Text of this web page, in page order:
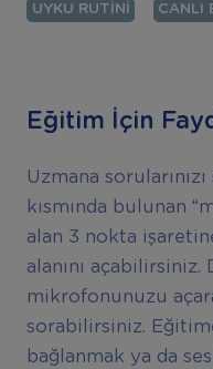
UYKU RUTINI CANLI
Eğitim İçin
Uzmana
kısmında bulunan
alan 3 nokta
alanını
mikrofonunuzu
sorabilirsiniz.
bağlanmak ya da